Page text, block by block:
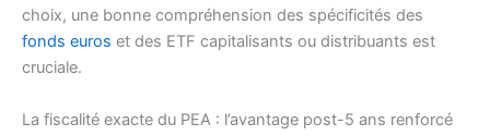
choix, une bonne compréhension des spécificités des
fonds euros et des ETF capitalisants ou distribuants est
cruciale.
La fiscalité exacte du PEA : l’avantage post-5 ans renforcé